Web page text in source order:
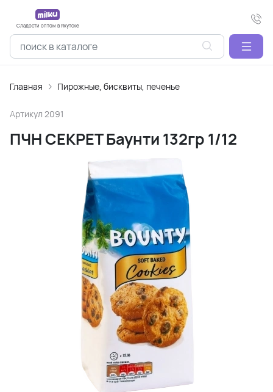
Сладости оптом в Якутске
Главная Пирожные, бисквиты, печенье
Артикул 2091
ПЧН СЕКРЕТ Баунти 132гр 1/12